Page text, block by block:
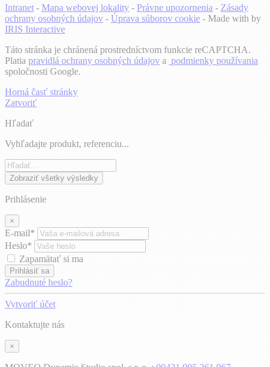
Intranet - Mapa webovej lokality - Právne upozornenia - Zásady
ochrany osobných údajov - Úprava súborov cookie - Made with by
IRIS Interactive
Táto stránka je chránená prostredníctvom funkcie reCAPTCHA.
Platia pravidlá ochrany osobných údajov a podmienky používania
spoločnosti Google.
Horná časť stránky
Zatvoriť
Hľadať
Vyhľadajte produkt, referenciu...
Zobraziť všetky výsledky
Prihlásenie
×
E-mail*
Heslo*
Zapamätať si ma
Prihlásiť sa
Zabudnuté heslo?
Vytvoriť účet
Kontaktujte nás
×